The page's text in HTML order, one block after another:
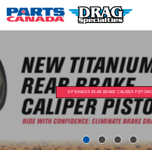
DP BRAKES REAR BRAKE CALIBER PISTONS